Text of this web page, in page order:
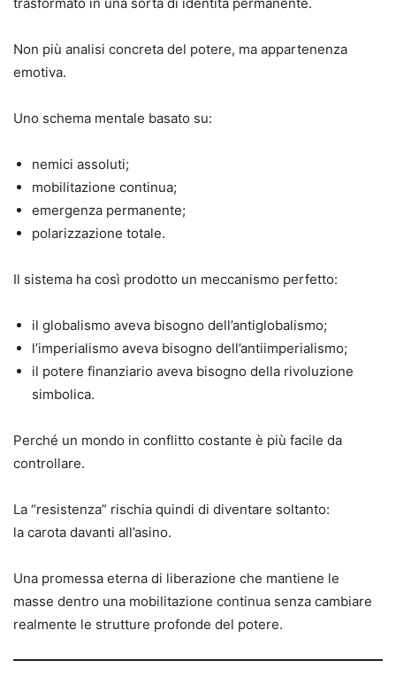
Non più analisi concreta del potere, ma appartenenza
emotiva.
Uno schema mentale basato su:
nemici assoluti;
mobilitazione continua;
emergenza permanente;
polarizzazione totale.
Il sistema ha così prodotto un meccanismo perfetto:
il globalismo aveva bisogno dell’antiglobalismo;
l’imperialismo aveva bisogno dell’antiimperialismo;
il potere finanziario aveva bisogno della rivoluzione
simbolica.
Perché un mondo in conflitto costante è più facile da
controllare.
La “resistenza” rischia quindi di diventare soltanto:
la carota davanti all’asino.
Una promessa eterna di liberazione che mantiene le
masse dentro una mobilitazione continua senza cambiare
realmente le strutture profonde del potere.